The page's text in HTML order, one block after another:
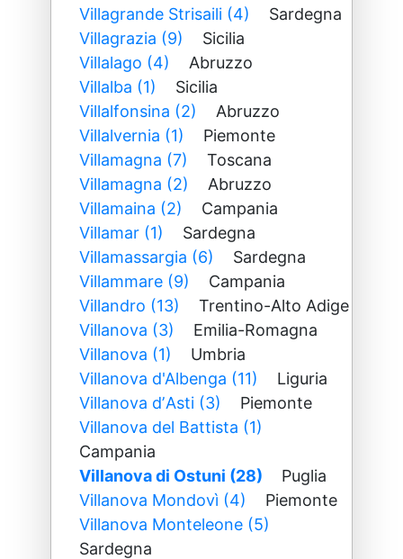
Villagrande Strisaili (4)
Sardegna
Villagrazia (9)
Sicilia
Villalago (4)
Abruzzo
Villalba (1)
Sicilia
Villalfonsina (2)
Abruzzo
Villalvernia (1)
Piemonte
Villamagna (7)
Toscana
Villamagna (2)
Abruzzo
Villamaina (2)
Campania
Villamar (1)
Sardegna
Villamassargia (6)
Sardegna
Villammare (9)
Campania
Villandro (13)
Trentino-Alto Adige
Villanova (3)
Emilia-Romagna
Villanova (1)
Umbria
Villanova d'Albenga (11)
Liguria
Villanova dʼAsti (3)
Piemonte
Villanova del Battista (1)
Campania
Villanova di Ostuni (28)
Puglia
Villanova Mondovì (4)
Piemonte
Villanova Monteleone (5)
Sardegna